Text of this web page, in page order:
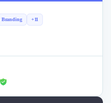
Branding +11